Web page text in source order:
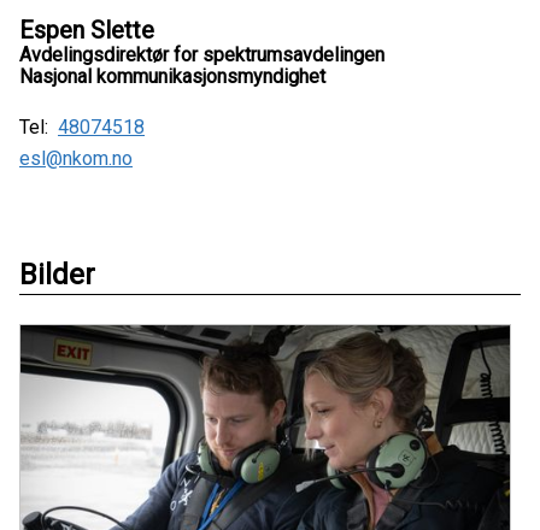
Espen Slette
Avdelingsdirektør for spektrumsavdelingen
Nasjonal kommunikasjonsmyndighet
Tel: 48074518
esl@nkom.no
Bilder